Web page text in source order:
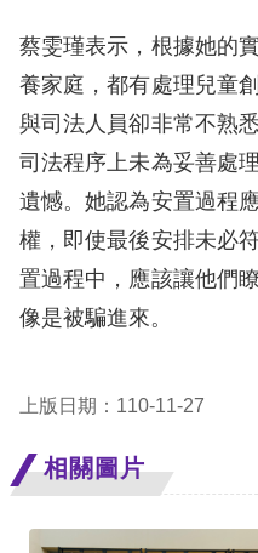
蔡雯瑾表示，根據她的
養家庭，都有處理兒童
與司法人員卻非常不熟
司法程序上未為妥善處
遺憾。她認為安置過程
權，即使最後安排未必
置過程中，應該讓他們
像是被騙進來。
上版日期：110-11-27
相關圖片